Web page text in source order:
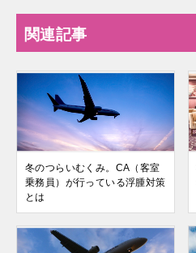
関連記事
冬のつらいむくみ。CA（客室
乗務員）が行っている浮腫対策
とは